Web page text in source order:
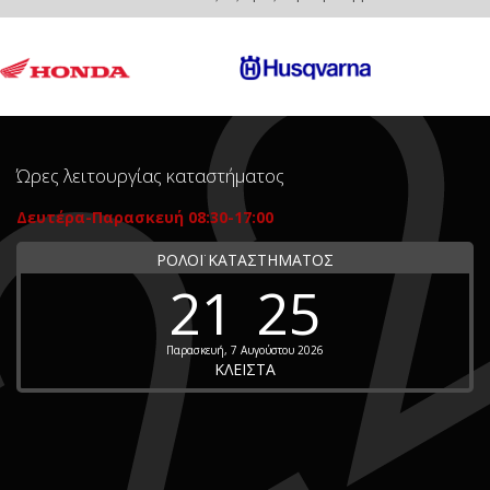
Ώρες λειτουργίας καταστήματος
Δευτέρα-Παρασκευή 08:30-17:00
ΡΟΛΟΪ ΚΑΤΑΣΤΗΜΑΤΟΣ
21 25
Παρασκευή, 7 Αυγούστου 2026
ΚΛΕΙΣΤΑ